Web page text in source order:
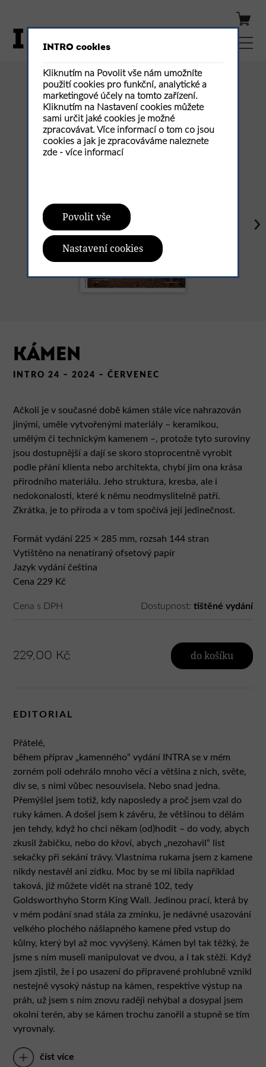
INTRO cookies
Kliknutím na Povolit vše nám umožníte
použití cookies pro funkční, analytické a
marketingové účely na tomto zařízení.
Kliknutím na Nastavení cookies můžete
sami určit jaké cookies je možné
zpracovávat. Více informací o tom co jsou
cookies a jak je zpracováváme naleznete
zde - více informací
Povolit vše
Nastavení cookies
Publikovaná čísla
KÁMEN
INTRO 24 – 2024 – ČERVENEC
Ačkoli je v současné době kámen stále více nahrazován
jinými, uměle vytvořenými materiály – keramikou,
umělým či technickým kamenem –, protože tyto suroviny
jsou dostupnější a dají se skoro stoprocentně vyrobit
podle přání klienta nebo architekta, chybí jim ona krása
přírodního materiálu. Jeho struktura, kresba, ale i
nedokonalosti, které k němu neodmyslitelně patří.
Zkrátka, je to příroda a v tom spočívá její jedinečnost.
Formát vydání 225 × 285 mm, rozsah 144 stran
Vytištěno na nenatíraný ofsetový papír
Jazyk vydání čeština
Cena 229 Kč
Cena s DPH Dostupnost: tištěné vydání
229,00 Kč do košíku
EDITORIAL
Přátelé,
během příprav „kamenného“ vydání INTRA se v mém
zorném poli odehrálo mnoho věcí a většina z nich, světe,
div se, s nimi vůbec nesouvisela. Nebo snad jedna.
Přemýšlel jsem totiž, kdy naposledy a proč jsem vzal do
ruky kámen. A došel jsem k závěru, že většinou to dělám
jen tehdy, když ho chci někam (od)hodit – do vody, abych
zkusil žabičku, nebo do křoví, abych „nezohavil“ list
sekačky při sekání trávy. Vlastníma rukama jsem z kamene
nikdy nestavěl ani zídku. Moc by se mi líbila například
taková, již můžete vidět na straně 102, tedy
Goldsworthyho Storm King Wall. Jedinou prací, která by
v mém podání snad stála za zmínku, je nedávné usazování
velkého plochého nášlapného kamene před vstup do
kůlny, který byl až moc vyvýšený. Kámen byl tak těžký, že
jsme s ním museli manipulovat ve dvou, a i tak stěží. Když
jsem zjistil, že i po usazení do připravené prohlubně vznikl
nestejně vysoký nástup na kámen, respektive výstup na
práh, už jsem s ním znovu raději nehýbal a dosypal jsem
okolní terén, aby se kámen trochu zanořil a stupně se tím
vyrovnaly.
A ony události, které s kamenem nesouvisely? Stali jsme
číst více